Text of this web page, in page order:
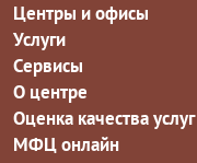
Центры и офисы
Услуги
Сервисы
О центре
Оценка качества услуг
МФЦ онлайн